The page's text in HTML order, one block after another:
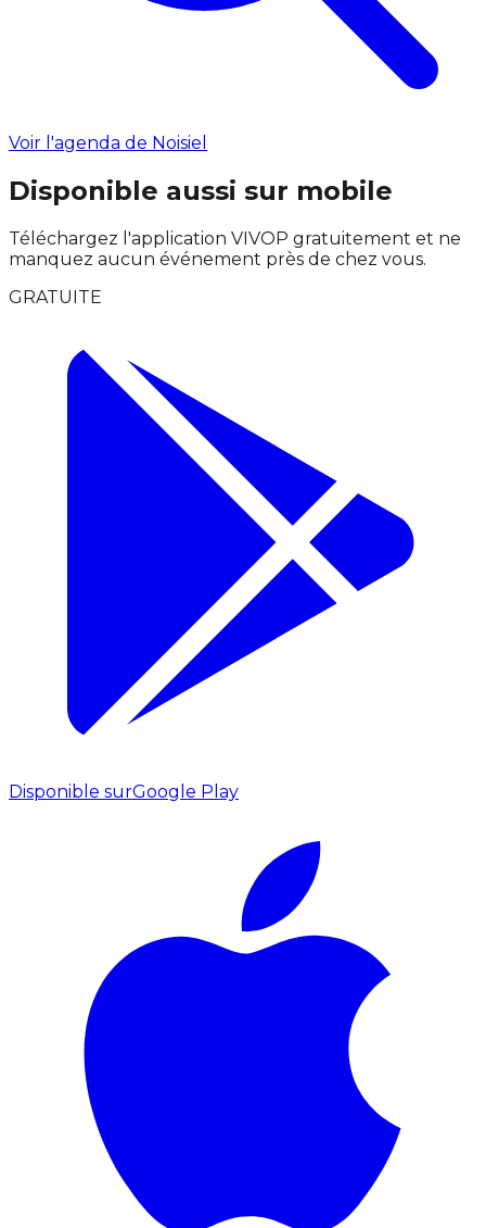
Voir l'agenda de Noisiel
Disponible aussi sur mobile
Téléchargez l'application VIVOP gratuitement et ne
manquez aucun événement près de chez vous.
GRATUITE
Disponible surGoogle Play